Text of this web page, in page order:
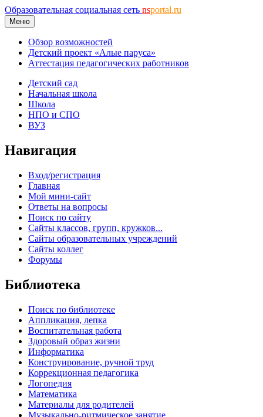
Образовательная социальная сеть nsportal.ru
Меню
Обзор возможностей
Детский проект «Алые паруса»
Аттестация педагогических работников
Детский сад
Начальная школа
Школа
НПО и СПО
ВУЗ
Навигация
Вход/регистрация
Главная
Мой мини-сайт
Ответы на вопросы
Поиск по сайту
Сайты классов, групп, кружков...
Сайты образовательных учреждений
Сайты коллег
Форумы
Библиотека
Поиск по библиотеке
Аппликация, лепка
Воспитательная работа
Здоровый образ жизни
Информатика
Конструирование, ручной труд
Коррекционная педагогика
Логопедия
Математика
Материалы для родителей
Музыкально-ритмическое занятие